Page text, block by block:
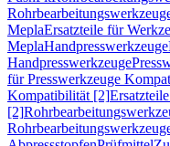
MeplaErsatzteile für
MeplaHandpresswerkzeuge
Handpresswerkzeuge
für Presswerkzeuge
Kompatibilität [2]
[2]